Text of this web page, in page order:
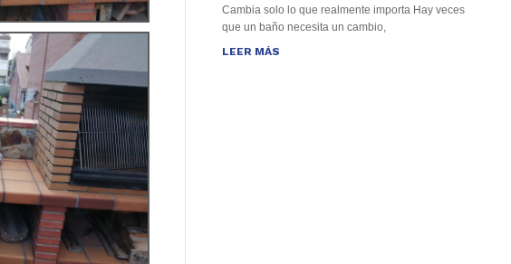
Cambia solo lo que realmente importa Hay veces
que un baño necesita un cambio,
LEER MÁS